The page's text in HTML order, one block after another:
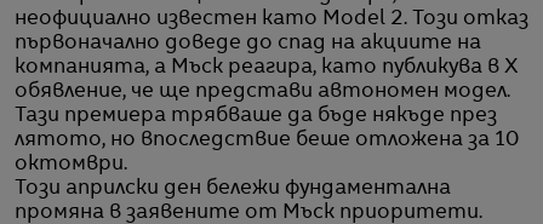
неофициално известен като Model 2. Този отказ
първоначално доведе до спад на акциите на
компанията, а Мъск реагира, като публикува в X
обявление, че ще представи автономен модел.
Тази премиера трябваше да бъде някъде през
лятото, но впоследствие беше отложена за 10
октомври.
Този априлски ден бележи фундаментална
промяна в заявените от Мъск приоритети.